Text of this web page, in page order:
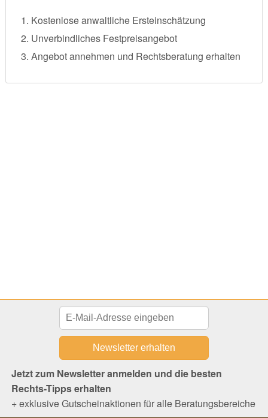
Kostenlose anwaltliche Ersteinschätzung
Unverbindliches Festpreisangebot
Angebot annehmen und Rechtsberatung erhalten
Jetzt zum Newsletter anmelden und die besten
Rechts-Tipps erhalten
+ exklusive Gutscheinaktionen für alle Beratungsbereiche